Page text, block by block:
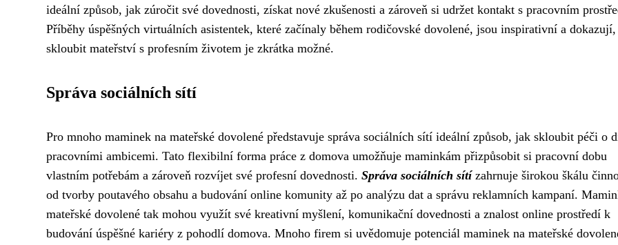
ideální způsob, jak zúročit své dovednosti, získat nové zkušenosti a zároveň si udržet kontakt s pracovním
Příběhy úspěšných virtuálních asistentek, které začínaly během rodičovské dovolené, jsou inspirativní a dokazují,
skloubit mateřství s profesním životem je zkrátka možné.
Správa sociálních sítí
Pro mnoho maminek na mateřské dovolené představuje správa sociálních sítí ideální způsob, jak skloubit péči o
pracovními ambicemi. Tato flexibilní forma práce z domova umožňuje maminkám přizpůsobit si pracovní dobu
vlastním potřebám a zároveň rozvíjet své profesní dovednosti. Správa sociálních sítízahrnuje širokou škálu
od tvorby poutavého obsahu a budování online komunity až po analýzu dat a správu reklamních kampaní.
mateřské dovolené tak mohou využít své kreativní myšlení, komunikační dovednosti a znalost online prostředí k
budování úspěšné kariéry z pohodlí domova. Mnoho firem si uvědomuje potenciál maminek na mateřské